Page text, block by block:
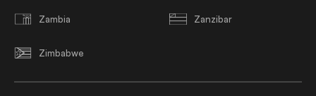
Zambia Zanzibar
Zimbabwe